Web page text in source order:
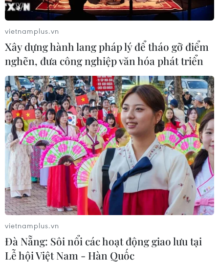
vietnamplus.vn
Xây dựng hành lang pháp lý để tháo gỡ điểm
nghẽn, đưa công nghiệp văn hóa phát triển
vietnamplus.vn
Đà Nẵng: Sôi nổi các hoạt động giao lưu tại
Lễ hội Việt Nam - Hàn Quốc